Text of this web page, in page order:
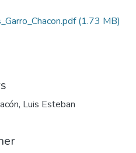
(1.73 MB)
Luis Esteban